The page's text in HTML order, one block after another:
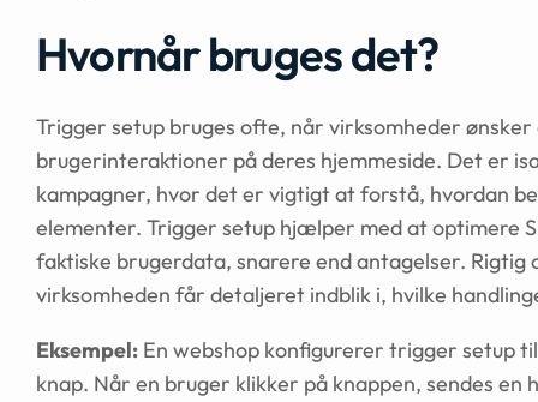
Hvornår bruges det?
Trigger setup bruges ofte, når virksomheder
brugerinteraktioner på deres hjemmeside. Det er
kampagner, hvor det er vigtigt at forstå, hvordan
elementer. Trigger setup hjælper med at optimere
faktiske brugerdata, snarere end antagelser.
virksomheden får detaljeret indblik i, hvilke
Eksempel: En webshop konfigurerer trigger setup
knap. Når en bruger klikker på knappen, sendes